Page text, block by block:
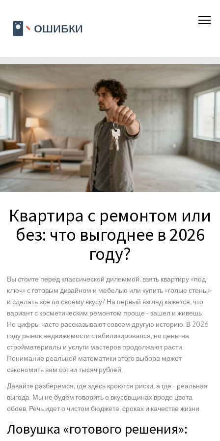
Квартира с ремонтом или
без: что выгоднее в 2026
году?
Вы стоите перед классической дилеммой: взять квартиру «под
ключ» с готовым дизайном и мебелью или купить «голые стены»
и сделать всё по своему вкусу? На первый взгляд кажется, что
вариант с косметическим ремонтом проще - зашел и живешь.
Но цифры часто рассказывают совсем другую историю. В 2026
году рынок недвижимости стабилизировался, но цены на
стройматериалы и услуги мастеров продолжают расти.
Понимание реальной математики этого выбора может
сэкономить вам сотни тысяч рублей.
Давайте разберемся, где здесь кроются риски, а где - реальная
выгода. Мы не будем говорить о вкусовщинах вроде цвета
обоев. Речь идет о чистом бюджете, сроках и качестве жизни.
Ловушка «готового решения»: